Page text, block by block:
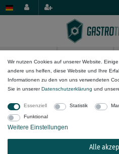
array_map(): Argument #2
array, stdClass given
Passende
Group FG 1 60R
Wir nutzen Cookies auf unserer Website.
andere uns helfen, diese Website und Ihre
Informationen zu den von uns verwendeten
Sie in unsererDaten­schutz­erklärung und
Essenziell Statistik
Funktional
Weitere Einstellungen
Alle